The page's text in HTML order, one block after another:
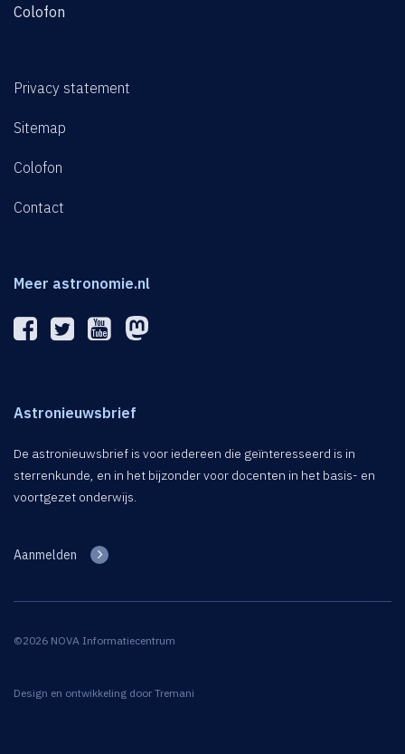
Colofon
Privacy statement
Sitemap
Colofon
Contact
Meer astronomie.nl
Astronieuwsbrief
De astronieuwsbrief is voor iedereen die geïnteresseerd is in
sterrenkunde, en in het bijzonder voor docenten in het basis- en
voortgezet onderwijs.
Aanmelden
©2026 NOVA Informatiecentrum
Design en ontwikkeling door Tremani